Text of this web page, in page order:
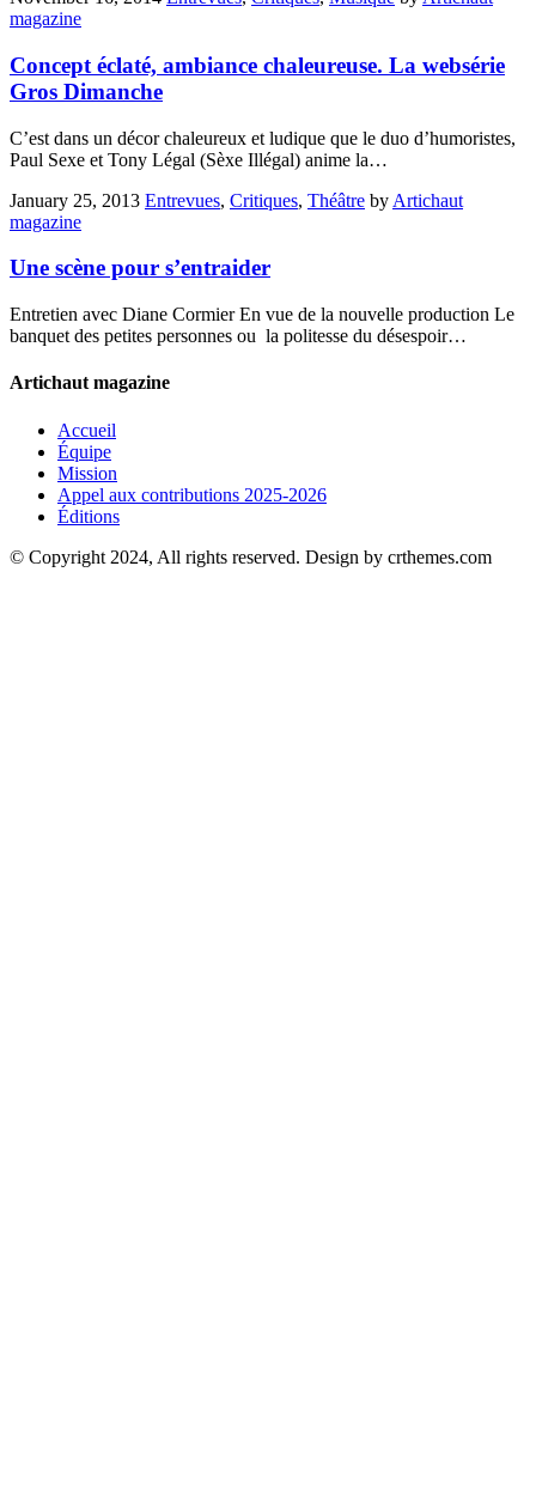
magazine
Concept éclaté, ambiance chaleureuse. La websérie
Gros Dimanche
C’est dans un décor chaleureux et ludique que le duo d’humoristes,
Paul Sexe et Tony Légal (Sèxe Illégal) anime la…
January 25, 2013 Entrevues, Critiques, Théâtre by Artichaut
magazine
Une scène pour s’entraider
Entretien avec Diane Cormier En vue de la nouvelle production Le
banquet des petites personnes ou la politesse du désespoir…
Artichaut magazine
Accueil
Équipe
Mission
Appel aux contributions 2025-2026
Éditions
© Copyright 2024, All rights reserved. Design by crthemes.com